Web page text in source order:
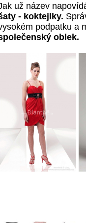
už název
- koktejlky.
podpatku a
oblek.